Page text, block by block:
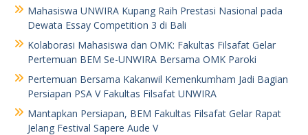
Mahasiswa UNWIRA Kupang Raih Prestasi Nasional pada
Dewata Essay Competition 3 di Bali
Kolaborasi Mahasiswa dan OMK: Fakultas Filsafat Gelar
Pertemuan BEM Se-UNWIRA Bersama OMK Paroki
Pertemuan Bersama Kakanwil Kemenkumham Jadi Bagian
Persiapan PSA V Fakultas Filsafat UNWIRA
Mantapkan Persiapan, BEM Fakultas Filsafat Gelar Rapat
Jelang Festival Sapere Aude V